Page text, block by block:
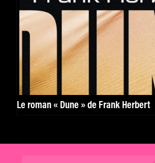
Le roman « Dune » de Frank Herbert